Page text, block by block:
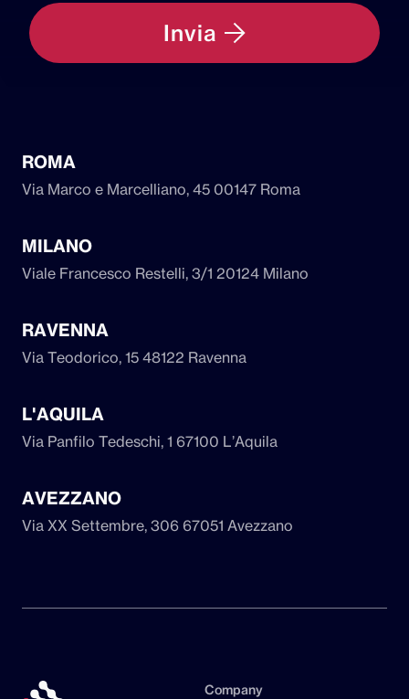
Invia
ROMA
Via Marco e Marcelliano, 45 00147 Roma
MILANO
Viale Francesco Restelli, 3/1 20124 Milano
RAVENNA
Via Teodorico, 15 48122 Ravenna
L'AQUILA
Via Panfilo Tedeschi, 1 67100 L’Aquila
AVEZZANO
Via XX Settembre, 306 67051 Avezzano
Company